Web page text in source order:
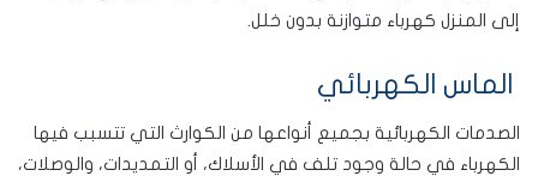
إلى المنزل كهرباء متوازنة بدون خلل.
الماس الكهربائي
الصدمات الكهربائية بجميع أنواعها من الكوارث التي تتسبب فيها
الكهرباء في حالة وجود تلف في الأسلاك، أو التمديدات، والوصلات،